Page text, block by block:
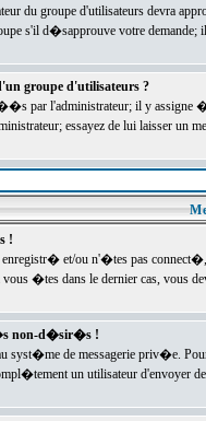
du groupe d'utilisateurs devra
s'il d�sapprouve votre demande;
groupe d'utilisateurs ?
par l'administrateur; il y
essayez de lui laisser un
!
et/ou n'�tes pas
�tes dans le dernier cas, vous
non-d�sir�s !
syst�me de messagerie priv�e.
un utilisateur d'envoyer